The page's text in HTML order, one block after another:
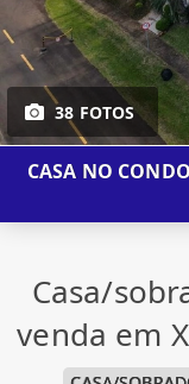
38 FOTOS
CASA NO
Casa/
venda em